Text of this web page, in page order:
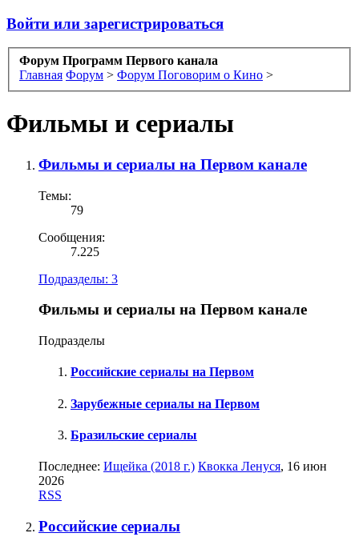
Войти или зарегистрироваться
Форум Программ Первого канала
Главная Форум > Форум Поговорим о Кино >
Фильмы и сериалы
Фильмы и сериалы на Первом канале
Темы:
79
Сообщения:
7.225
Подразделы: 3
Фильмы и сериалы на Первом канале
Подразделы
Российские сериалы на Первом
Зарубежные сериалы на Первом
Бразильские сериалы
Последнее: Ищейка (2018 г.) Квокка Ленуся, 16 июн
2026
RSS
Российские сериалы